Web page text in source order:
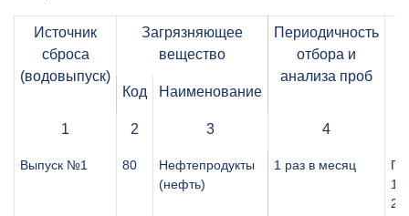
Источник
сброса
(водовыпуск)
Загрязняющее
вещество
Периодичность
отбора и
анализа проб
Код
Наименование
1 2 3 4
Выпуск №1 80
Нефтепродукты
(нефть)
1 раз в месяц